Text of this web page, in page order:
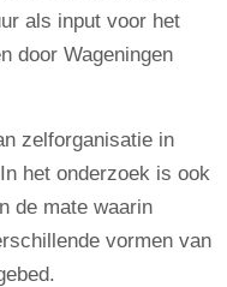
als input voor het
door Wageningen
zelforganisatie in
het onderzoek is ook
de mate waarin
vormen van